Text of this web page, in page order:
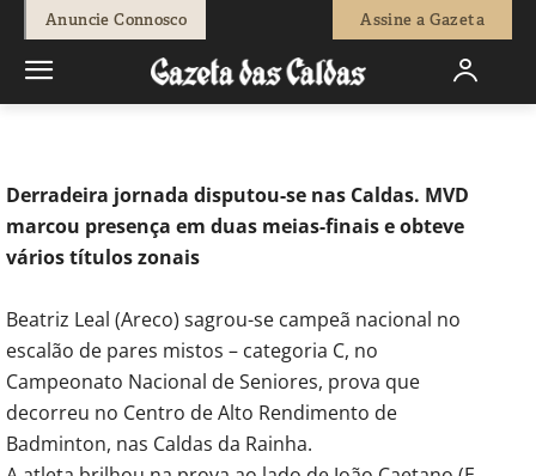
Anuncie Connosco Assine a Gazeta
Joaquim Paulo - 639 0
Derradeira jornada disputou-se nas Caldas. MVD
marcou presença em duas meias-finais e obteve
vários títulos zonais
Beatriz Leal (Areco) sagrou-se campeã nacional no
escalão de pares mistos – categoria C, no
Campeonato Nacional de Seniores, prova que
decorreu no Centro de Alto Rendimento de
Badminton, nas Caldas da Rainha.